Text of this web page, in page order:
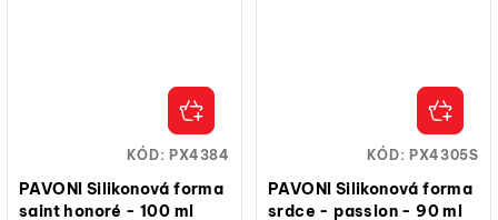
PAVONI Silikonová forma
saint honoré - 100 ml
KÓD: PX4384
PAVONI Silikonová forma
srdce - passion - 90 ml
KÓD: PX4305S